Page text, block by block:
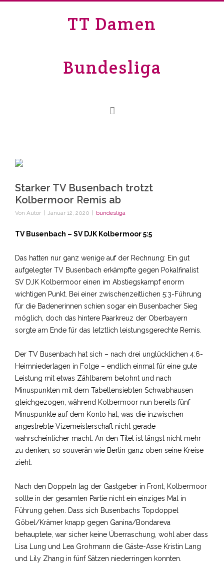
TT Damen
Bundesliga
Starker TV Busenbach trotzt
Kolbermoor Remis ab
Von Autor Januar 12, 2020 bundesliga
TV Busenbach – SV DJK Kolbermoor 5:5
Das hatten nur ganz wenige auf der Rechnung: Ein gut
aufgelegter TV Busenbach erkämpfte gegen Pokalfinalist
SV DJK Kolbermoor einen im Abstiegskampf enorm
wichtigen Punkt. Bei einer zwischenzeitlichen 5:3-Führung
für die Badenerinnen schien sogar ein Busenbacher Sieg
möglich, doch das hintere Paarkreuz der Oberbayern
sorgte am Ende für das letztlich leistungsgerechte Remis.
Der TV Busenbach hat sich – nach drei unglücklichen 4:6-
Heimniederlagen in Folge – endlich einmal für eine gute
Leistung mit etwas Zählbarem belohnt und nach
Minuspunkten mit dem Tabellensiebten Schwabhausen
gleichgezogen, während Kolbermoor nun bereits fünf
Minuspunkte auf dem Konto hat, was die inzwischen
angestrebte Vizemeisterschaft nicht gerade
wahrscheinlicher macht. An den Titel ist längst nicht mehr
zu denken, so souverän wie Berlin ganz oben seine Kreise
zieht.
Nach den Doppeln lag der Gastgeber in Front, Kolbermoor
sollte in der gesamten Partie nicht ein einziges Mal in
Führung gehen. Dass sich Busenbachs Topdoppel
Göbel/Krämer knapp gegen Ganina/Bondareva
behauptete, war sicher keine Überraschung, wohl aber dass
Lisa Lung und Lea Grohmann die Gäste-Asse Kristin Lang
und Lily Zhang in fünf Sätzen niederringen konnten.